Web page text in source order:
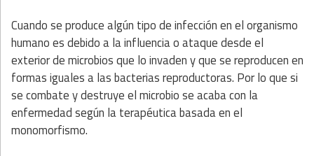
Cuando se produce algún tipo de infección en el organismo
humano es debido a la influencia o ataque desde el
exterior de microbios que lo invaden y que se reproducen en
formas iguales a las bacterias reproductoras. Por lo que si
se combate y destruye el microbio se acaba con la
enfermedad según la terapéutica basada en el
monomorfismo.